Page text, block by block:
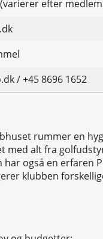
efter
/ +45 8696 1652
rummer en
med alt fra
også en erfaren
klubben